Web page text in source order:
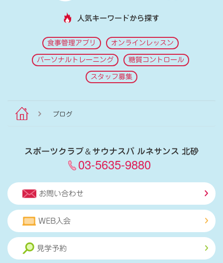
人気キーワードから探す
食事管理アプリ オンラインレッスン
パーソナルトレーニング 糖質コントロール
スタッフ募集
ブログ
スポーツクラブ＆サウナスパ ルネサンス 北砂
03-5635-9880
お問い合わせ
WEB入会
見学予約